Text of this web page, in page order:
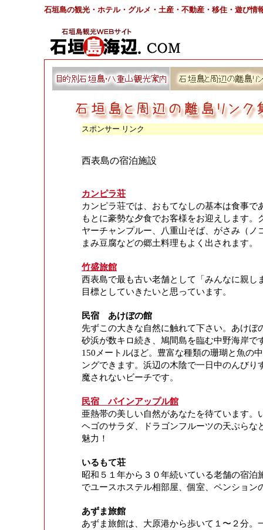
石垣島の観光・ホテル・グルメ・土産・不動産・移住・遊び情
スポンサー リンク
西表島の宿泊施設
カンピラ荘
カンピラ荘では、おもてなしの基本は食事で
もとに豪勢な夕食でお客様をお迎えします。
ヤーチャンプルー、八重山そば、がさみ（ノ
まみ豆腐などの郷土料理もよく出されます。
竹盛旅館
西表島で最も古い老舗として「みんなに親し
目標としていきたいと思っています。
民宿 あけぼの館
先ずこの大きな自然に触れて下さい。あけぼ
砂浜が数キロ続き、鳩間島を臨む中野海岸で
150メートルほど。豊富な種類の珊瑚と魚の
ングできます。浜辺の木陰で一日中のんびり
魔されないビーチです。
民宿 パインアップル館
亜熱帯の美しい自然があなたを待ています。
ヘゴのサラダ、ドラゴンフルーツの天ぷらな
魅力！
いるもて荘
昭和５１年から３０年続いている老舗の宿泊
でユースホステル相部屋、個室、ペンション
あずま旅館
あずま旅館は、大原港から歩いて１〜２分。